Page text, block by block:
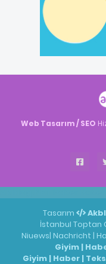
Web Tasarım / SEO
Tasarım
İstanbul Toptan
Niuews| Nachricht |
Giyim|
Giyim | Haber |